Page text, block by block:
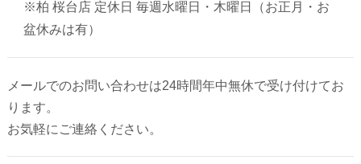
アーカイブ
2026年8月
2026年5月
※柏 桜台店 定休日 毎週水曜日・木曜日（お正月・お
盆休みは有）
メールでのお問い合わせは24時間年中無休で受け付けてお
ります。
お気軽にご連絡ください。